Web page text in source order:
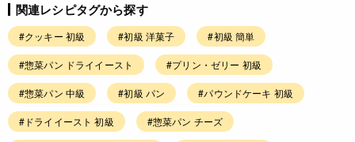
関連レシピタグから探す
#クッキー 初級 #初級 洋菓子 #初級 簡単
#惣菜パン ドライイースト #プリン・ゼリー 初級
#惣菜パン 中級 #初級 パン #パウンドケーキ 初級
#ドライイースト 初級 #惣菜パン チーズ